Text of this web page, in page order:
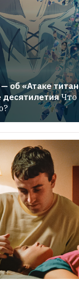
об «Атаке
десятилетияЧто